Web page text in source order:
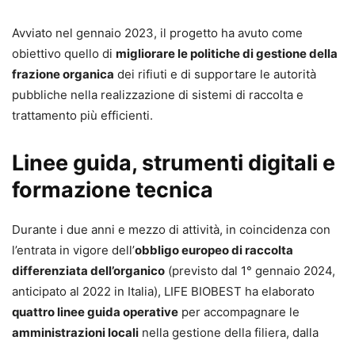
Avviato nel gennaio 2023, il progetto ha avuto come
obiettivo quello di migliorare le politiche di gestione della
frazione organica dei rifiuti e di supportare le autorità
pubbliche nella realizzazione di sistemi di raccolta e
trattamento più efficienti.
Linee guida, strumenti digitali e
formazione tecnica
Durante i due anni e mezzo di attività, in coincidenza con
l’entrata in vigore dell’obbligo europeo di raccolta
differenziata dell’organico (previsto dal 1° gennaio 2024,
anticipato al 2022 in Italia), LIFE BIOBEST ha elaborato
quattro linee guida operative per accompagnare le
amministrazioni locali nella gestione della filiera, dalla